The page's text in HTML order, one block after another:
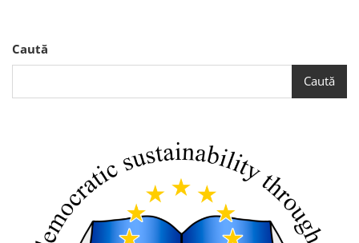
Caută
Caută